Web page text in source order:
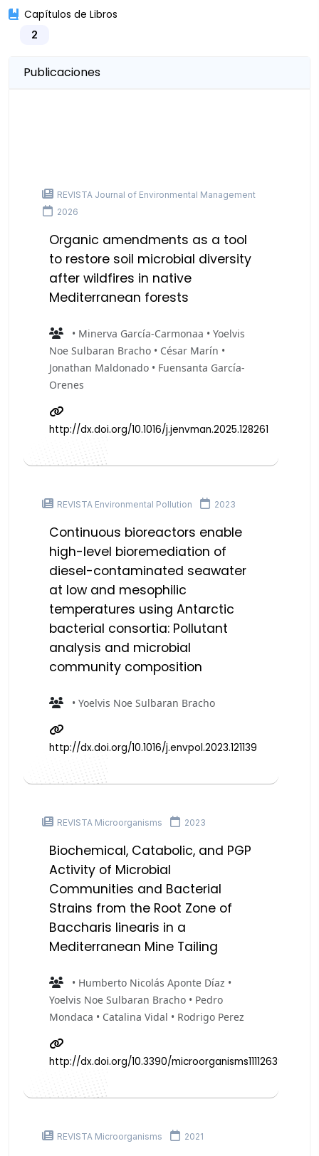
Capítulos de Libros
2
Publicaciones
REVISTA Journal of Environmental Management
2026
Organic amendments as a tool
to restore soil microbial diversity
after wildfires in native
Mediterranean forests
• Minerva García-Carmonaa • Yoelvis
Noe Sulbaran Bracho • César Marín •
Jonathan Maldonado • Fuensanta García-
Orenes
http://dx.doi.org/10.1016/j.jenvman.2025.128261
REVISTA Environmental Pollution 2023
Continuous bioreactors enable
high-level bioremediation of
diesel-contaminated seawater
at low and mesophilic
temperatures using Antarctic
bacterial consortia: Pollutant
analysis and microbial
community composition
• Yoelvis Noe Sulbaran Bracho
http://dx.doi.org/10.1016/j.envpol.2023.121139
REVISTA Microorganisms 2023
Biochemical, Catabolic, and PGP
Activity of Microbial
Communities and Bacterial
Strains from the Root Zone of
Baccharis linearis in a
Mediterranean Mine Tailing
• Humberto Nicolás Aponte Díaz •
Yoelvis Noe Sulbaran Bracho • Pedro
Mondaca • Catalina Vidal • Rodrigo Perez
http://dx.doi.org/10.3390/microorganisms11112639
REVISTA Microorganisms 2021